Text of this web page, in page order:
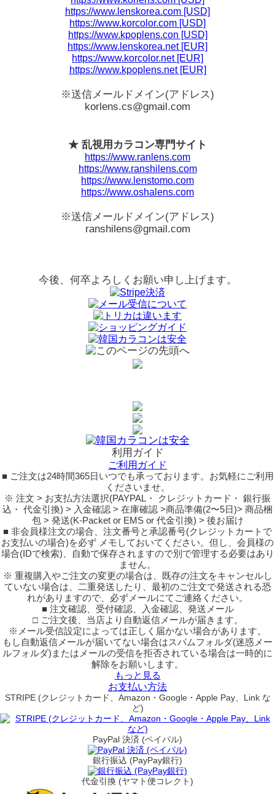
https://www.lenskorea.com [USD]
https://www.korcolor.com [USD]
https://www.kpoplens.con [USD]
https://www.lenskorea.net [EUR]
https://www.korcolor.net [EUR]
https://www.kpoplens.net [EUR]
※送信メールドメイン(アドレス)
korlens.cs@gmail.com
★ 乱視用カラコン専門サイト
https://www.ranlens.com
https://www.ranshilens.com
https://www.lenstomo.com
https://www.oshalens.com
※送信メールドメイン(アドレス)
ranshilens@gmail.com
今後、何卒よろしくお願い申し上げます。
利用ガイド
ご利用ガイド
■ ご注文は24時間365日いつでも承っております。お気軽にご利用
くださいませ。
※ 注文 > お支払方法選択(PAYPAL・ クレジットカード・ 銀行振
込・ 代金引換) > 入金確認 > 在庫確認 >商品準備(2〜5日)> 商品梱
包 > 発送(K-Packet or EMS or 代金引換) > 後お届け
■ 非会員様注文の場合、注文番号と承認番号(クレジットカートで
お支払いの場合)を必ず メモしておいてください。但し、会員様の
場合(IDで検索)、自動で保存されますので別で管理する必要はあり
ません。
※ 重複購入やご注文の変更の場合は、既存の注文をキャンセルし
ていない場合は、二重発送したり、最初のご注文で発送される恐
れがありますので、必ずメールにてご連絡ください。
■ 注文確認、受付確認、入金確認、発送メール
□ ご注文後、当店より自動返信メールが届きます。
※メール受信設定によっては正しく届かない場合があります。
もし自動返信メールが届いてない場合はスパムフォルダ(迷惑メー
ルフォルダ)またはメールの受信を拒否されている場合は一時的に
解除をお願いします。
もっと見る
お支払い方法
STRIPE (クレジットカード、Amazon・Google・Apple Pay、Link な
ど)
PayPal 決済 (ペイパル)
銀行振込 (PayPay銀行)
代金引換 (ヤマト便コレクト)